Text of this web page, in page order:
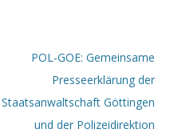
POL-GOE: Gemeinsame
Presseerklärung der
Staatsanwaltschaft Göttingen
und der Polizeidirektion